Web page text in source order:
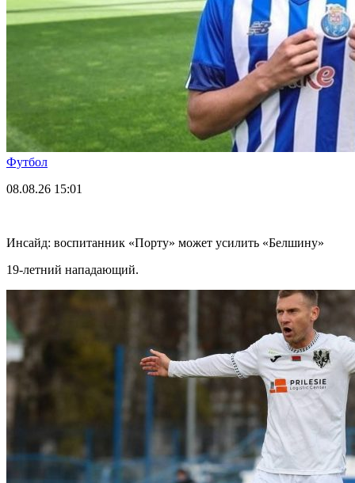
Футбол
08.08.26 15:01
Инсайд: воспитанник «Порту» может усилить «Белшину»
19-летний нападающий.